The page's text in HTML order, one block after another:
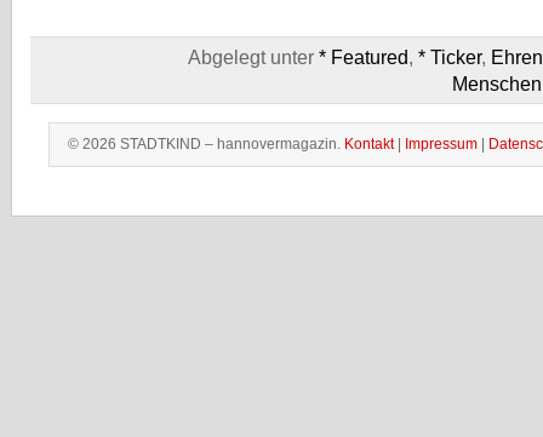
Abgelegt unter * Featured, * Ticker,
Menschen
© 2026 STADTKIND – hannovermagazin. Kontakt| Impressum